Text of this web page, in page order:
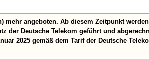
mehr angeboten. Ab diesem Zeitpunkt
der Deutsche Telekom geführt und
2025 gemäß dem Tarif der Deutsche